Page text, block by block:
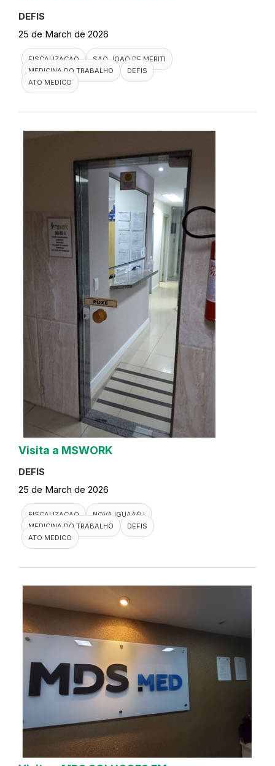
DEFIS
25 de March de 2026
FISCALIZACAO
SAO JOAO DE MERITI
MEDICINA DO TRABALHO
DEFIS
ATO MEDICO
Visita a MSWORK
DEFIS
25 de March de 2026
FISCALIZACAO
NOVA IGUAÃ§U
MEDICINA DO TRABALHO
DEFIS
ATO MEDICO